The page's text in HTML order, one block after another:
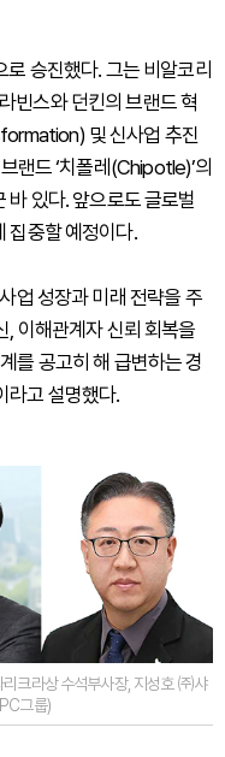
승진했다. 그는 비알코리
빈스와 던킨의 브랜드 혁
및 신사업 추진
랜드 ‘치폴레(Chipotle)’의
바 있다. 앞으로도 글로벌
집중할 예정이다.
업 성장과 미래 전략을 주
, 이해관계자 신뢰 회복을
를 공고히 해 급변하는 경
라고 설명했다.
크라상 수석부사장, 지성호 ㈜샤
그룹)